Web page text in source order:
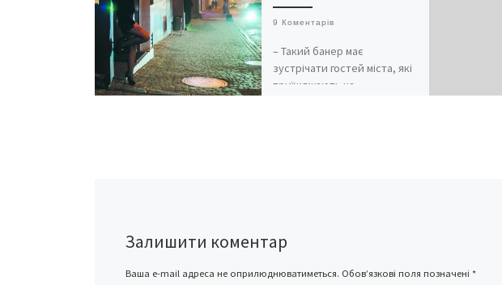
9 Коментарів
– Такий банер має
зустрічати гостей міста, які
приїжджають на
Залишити коментар
Ваша e-mail адреса не оприлюднюватиметься. Обов’язкові поля позначені *